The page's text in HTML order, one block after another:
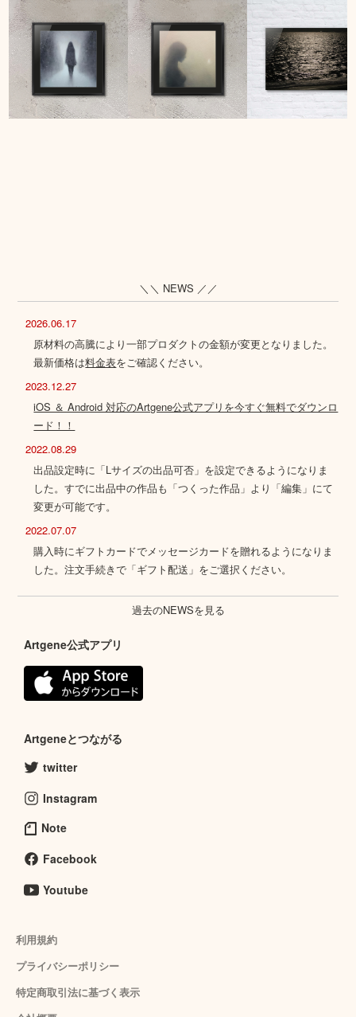
＼＼ NEWS ／／
2026.06.17
原材料の高騰により一部プロダクトの金額が変更となりました。
最新価格は料金表をご確認ください。
2023.12.27
iOS ＆ Android 対応のArtgene公式アプリを今すぐ無料でダウンロ
ード！！
2022.08.29
出品設定時に「Lサイズの出品可否」を設定できるようになりま
した。すでに出品中の作品も「つくった作品」より「編集」にて
変更が可能です。
2022.07.07
購入時にギフトカードでメッセージカードを贈れるようになりま
した。注文手続きで「ギフト配送」をご選択ください。
過去のNEWSを見る
Artgene公式アプリ
Artgeneとつながる
twitter
Instagram
Note
Facebook
Youtube
利用規約
プライバシーポリシー
特定商取引法に基づく表示